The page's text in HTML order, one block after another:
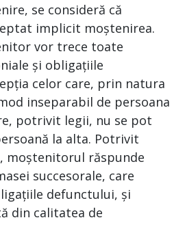
se consideră că
implicit moștenirea.
vor trece toate
și obligațiile
celor care, prin natura
inseparabil de persoana
potrivit legii, nu se pot
la alta. Potrivit
moștenitorul răspunde
succesorale, care
defunctului, și
din calitatea de